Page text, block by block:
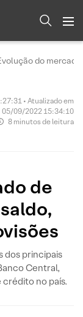
do
• Atualizado em
05/09/2022 15:34:10
8 minutos de leitura
de
dos principais
Central,
no país.